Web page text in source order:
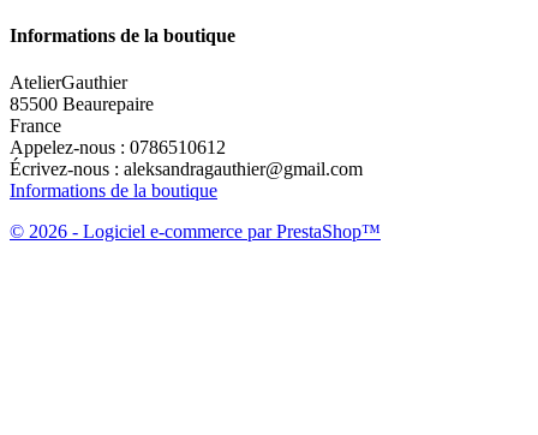
Informations de la boutique
AtelierGauthier
85500 Beaurepaire
France
Appelez-nous : 0786510612
Écrivez-nous : aleksandragauthier@gmail.com
Informations de la boutique
© 2026 - Logiciel e-commerce par PrestaShop™